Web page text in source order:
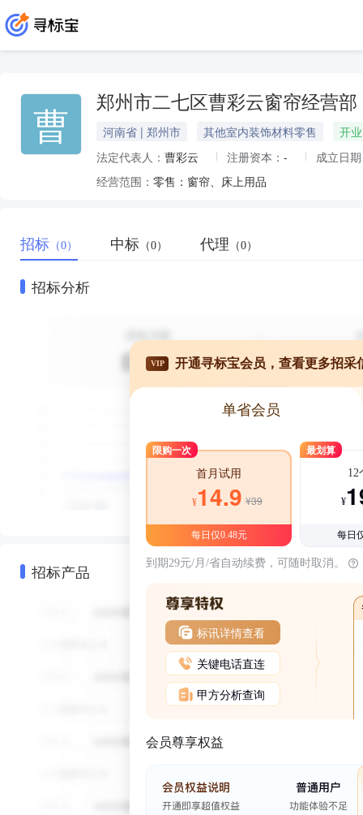
曹 郑州市二七区曹彩云窗帘经营部
河南省 | 郑州市 其他室内装饰材料零售
开业
法定代表人： 曹彩云 注册资本： -
成立日
经营范围： 零售：窗帘、床上用品
招标 （0） 中标 （0） 代理 （0）
招标分析
招标产品
VIP 开通寻标宝会员，查看更多招采
单省会员
限购一次
首月试用
¥14.9 ¥39
每日仅0.48元
最划算
12
¥
每日
到期29元/月/省自动续费，可随时取消。
标讯详情查看
关键电话直连
甲方分析查询
会员尊享权益